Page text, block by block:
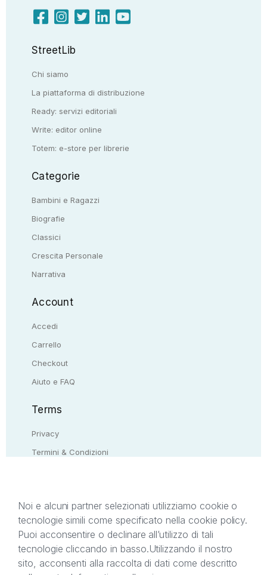
StreetLib
Chi siamo
La piattaforma di distribuzione
Ready: servizi editoriali
Write: editor online
Totem: e-store per librerie
Categorie
Bambini e Ragazzi
Biografie
Classici
Crescita Personale
Narrativa
Account
Accedi
Carrello
Checkout
Aiuto e FAQ
Terms
Privacy
Termini & Condizioni
Il presente sito web è di proprietà di StreetLib S.r.l.
titolare di tutti i diritti di proprietà intellettuale
afferenti ai marchi, loghi e segni distintivi presenti
Noi e alcuni partner selezionati utilizziamo cookie o
tecnologie simili come specificato nella cookie policy.
Puoi acconsentire o declinare all’utilizzo di tali
tecnologie cliccando in basso.Utilizzando il nostro
sito, acconsenti alla raccolta di dati come descritto